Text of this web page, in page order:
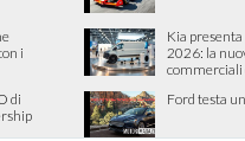
i
Kia
2026: la
di
Ford testa